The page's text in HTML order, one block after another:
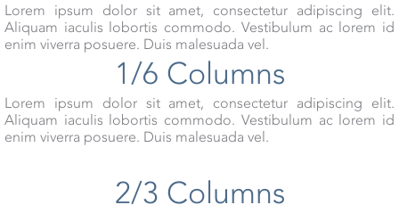
Lorem ipsum dolor sit amet, consectetur adipiscing elit.
Aliquam iaculis lobortis commodo. Vestibulum ac lorem id
enim viverra posuere. Duis malesuada vel.
1/6 Columns
Lorem ipsum dolor sit amet, consectetur adipiscing elit.
Aliquam iaculis lobortis commodo. Vestibulum ac lorem id
enim viverra posuere. Duis malesuada vel.
2/3 Columns